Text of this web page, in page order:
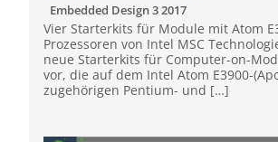
Embedded Design 3 2017
Vier Starterkits für Module mit Atom
Prozessoren von Intel MSC
neue Starterkits für Computer-on-
vor, die auf dem Intel Atom E3900-
zugehörigen Pentium- und […]